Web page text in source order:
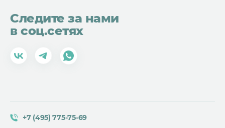
Следите за нами
в соц.сетях
+7 (495) 775-75-69